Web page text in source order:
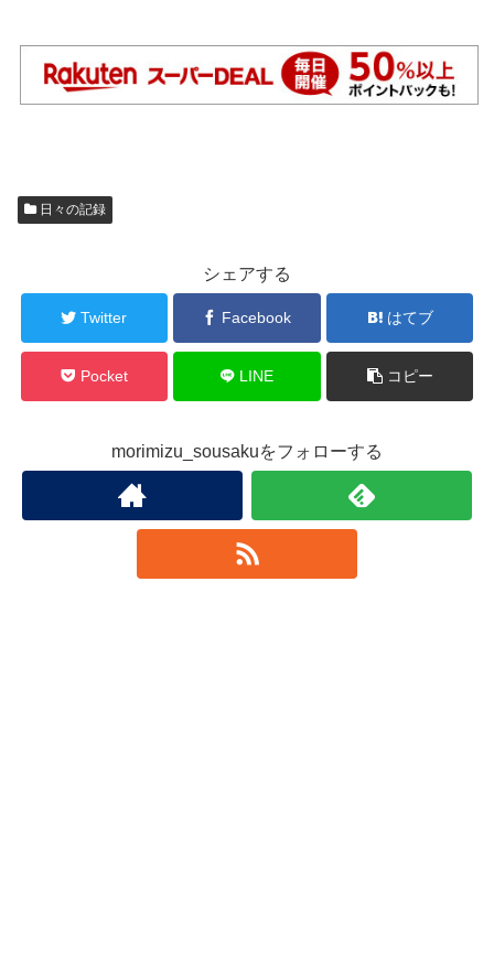
日々の記録
シェアする
Twitter Facebook はてブ
Pocket LINE コピー
morimizu_sousakuをフォローする